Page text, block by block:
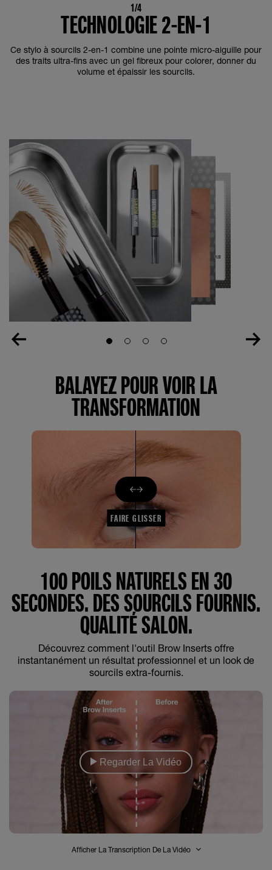
1/4
TECHNOLOGIE 2-EN-1
Ce stylo à sourcils 2-en-1 combine une pointe micro-aiguille pour
des traits ultra-fins avec un gel fibreux pour colorer, donner du
volume et épaissir les sourcils.
Slide 1Slide 2Slide 3Slide 4
BALAYEZ POUR VOIR LA
TRANSFORMATION
FAIRE GLISSER
100 POILS NATURELS EN 30
SECONDES. DES SOURCILS FOURNIS.
QUALITÉ SALON.
Découvrez comment l'outil Brow Inserts offre
instantanément un résultat professionnel et un look de
sourcils extra-fournis.
Regarder La Vidéo
Afficher La Transcription De La Vidéo